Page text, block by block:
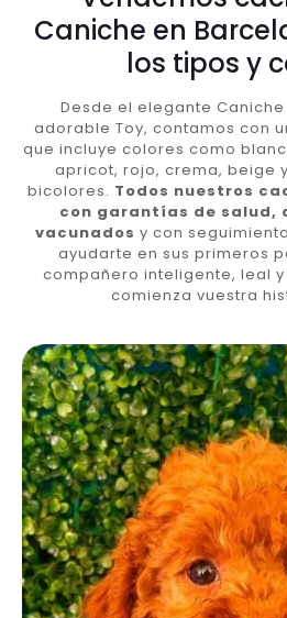
Caniche en
los tipos y
Desde el elegante
adorable Toy, contamos con
que incluye colores como
apricot, rojo, crema, beige
bicolores. Todos nuestros
con garantías de salud,
vacunados y con
ayudarte en sus primeros
compañero inteligente, leal
comienza vuestra